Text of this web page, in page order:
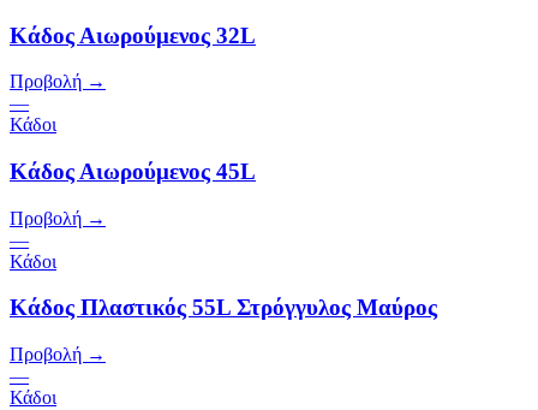
Κάδος Αιωρούμενος 32L
Προβολή →
—
Κάδοι
Κάδος Αιωρούμενος 45L
Προβολή →
—
Κάδοι
Κάδος Πλαστικός 55L Στρόγγυλος Μαύρος
Προβολή →
—
Κάδοι